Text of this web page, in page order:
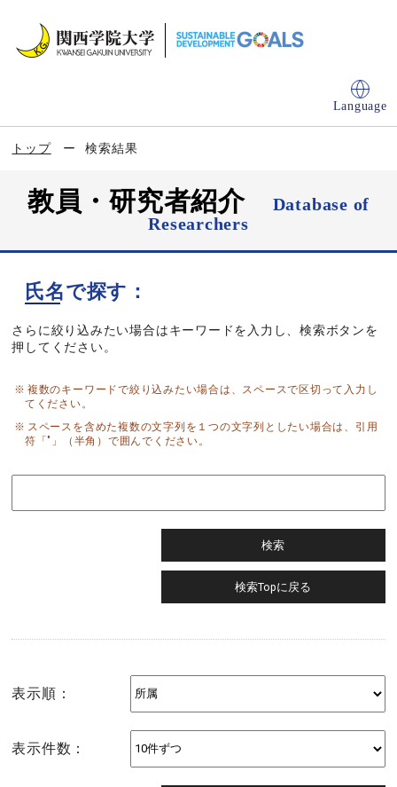
Language
トップ 検索結果
教員・研究者紹介
Database of
Researchers
氏名で探す：
さらに絞り込みたい場合はキーワードを入力し、検索ボタンを
押してください。
複数のキーワードで絞り込みたい場合は、スペースで区切って入力し
てください。
スペースを含めた複数の文字列を１つの文字列としたい場合は、引用
符「"」（半角）で囲んでください。
表示順：
表示件数：